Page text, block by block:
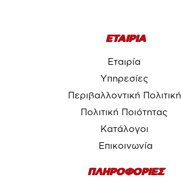
ΕΤΑΙΡΙΑ
Εταιρία
Υπηρεσίες
Περιβαλλοντική Πολιτική
Πολιτική Ποιότητας
Κατάλογοι
Επικοινωνία
ΠΛΗΡΟΦΟΡΙΕΣ